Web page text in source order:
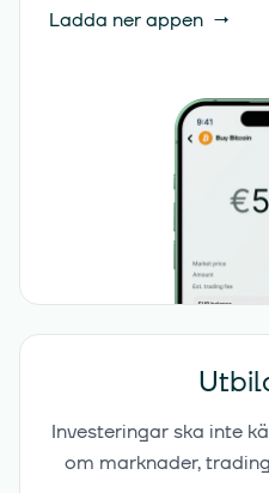
Ladda ner appen →
Investeringar ska inte
om marknader,